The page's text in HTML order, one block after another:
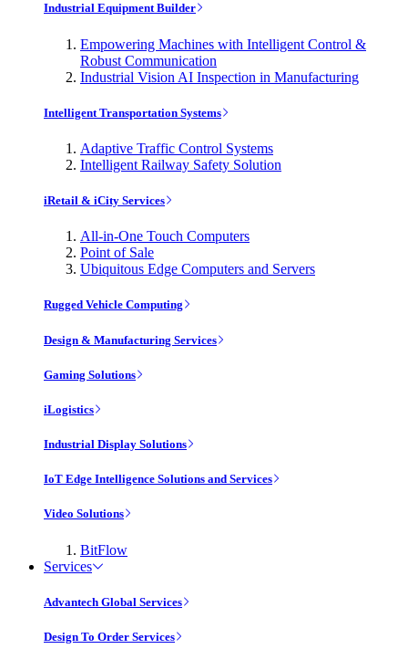
Industrial Equipment Builder
Empowering Machines with Intelligent Control &
Robust Communication
Industrial Vision AI Inspection in Manufacturing
Intelligent Transportation Systems
Adaptive Traffic Control Systems
Intelligent Railway Safety Solution
iRetail & iCity Services
All-in-One Touch Computers
Point of Sale
Ubiquitous Edge Computers and Servers
Rugged Vehicle Computing
Design & Manufacturing Services
Gaming Solutions
iLogistics
Industrial Display Solutions
IoT Edge Intelligence Solutions and Services
Video Solutions
BitFlow
Services
Advantech Global Services
Design To Order Services